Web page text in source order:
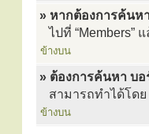
» หากต้องการค้นห
ไปที่ “Members”
ข้างบน
» ต้องการค้นหา บ
สามารถทำได้โดย
ข้างบน